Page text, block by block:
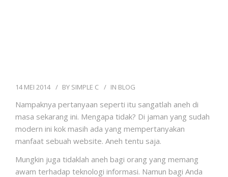
14 MEI 2014 BY SIMPLE C IN BLOG
Nampaknya pertanyaan seperti itu sangatlah aneh di
masa sekarang ini. Mengapa tidak? Di jaman yang sudah
modern ini kok masih ada yang mempertanyakan
manfaat sebuah website. Aneh tentu saja.
Mungkin juga tidaklah aneh bagi orang yang memang
awam terhadap teknologi informasi. Namun bagi Anda